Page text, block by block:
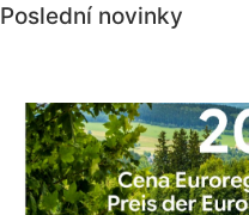
Poslední novinky